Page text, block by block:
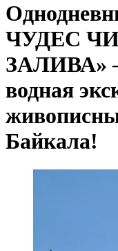
ЧУДЕС
ЗАЛИВА»
водная
Байкала!